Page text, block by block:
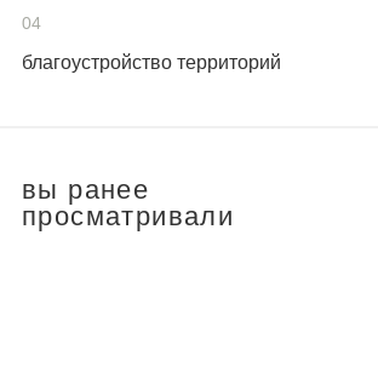
04
благоустройство территорий
вы ранее
просматривали